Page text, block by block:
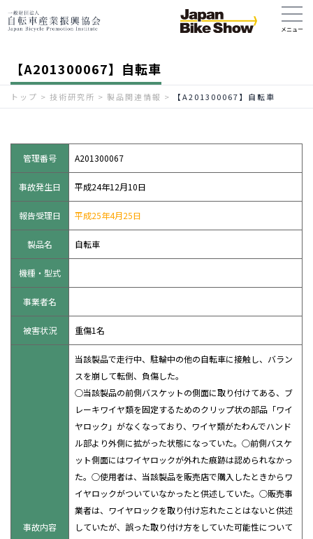
【A201300067】自転車
トップ > 技術研究所 > 製品関連情報 > 【A201300067】自転車
管理番号 A201300067
事故発生日 平成24年12月10日
報告受理日 平成25年4月25日
製品名 自転車
機種・型式
事業者名
被害状況 重傷1名
事故内容
当該製品で走行中、駐輪中の他の自転車に接触し、バラン
スを崩して転倒、負傷した。
○当該製品の前側バスケットの側面に取り付けてある、ブ
レーキワイヤ類を固定するためのクリップ状の部品「ワイ
ヤロック」がなくなっており、ワイヤ類がたわんでハンド
ル部より外側に拡がった状態になっていた。○前側バスケ
ット側面にはワイヤロックが外れた痕跡は認められなかっ
た。○使用者は、当該製品を販売店で購入したときからワ
イヤロックがついていなかったと供述していた。○販売事
業者は、ワイヤロックを取り付け忘れたことはないと供述
していたが、誤った取り付け方をしていた可能性について